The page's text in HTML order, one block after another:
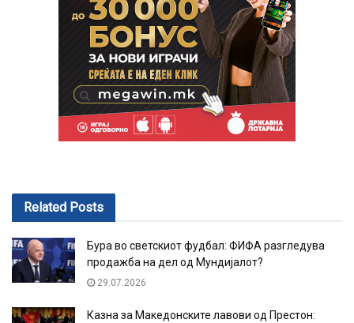
Related Posts
Бура во светскиот фудбал: ФИФА разгледува
продажба на дел од Мундијалот?
29.07.2026
Казна за Македонските лавови од Престон: